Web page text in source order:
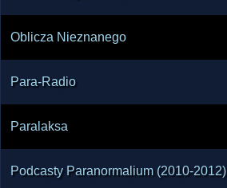
Oblicza Nieznanego
Para-Radio
Paralaksa
Podcasty Paranormalium (2010-2012)